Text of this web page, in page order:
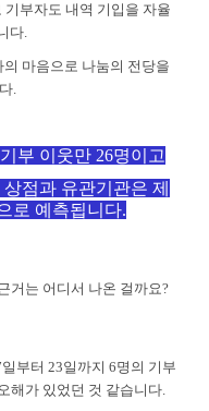
부자도 내역 기입을 자율
다.
마음으로 나눔의 전당을
.
부 이웃만 26명이고
점과 유관기관은 제
로 예측됩니다.
거는 어디서 나온 걸까요?
일부터 23일까지 6명의 기부
해가 있었던 것 같습니다.